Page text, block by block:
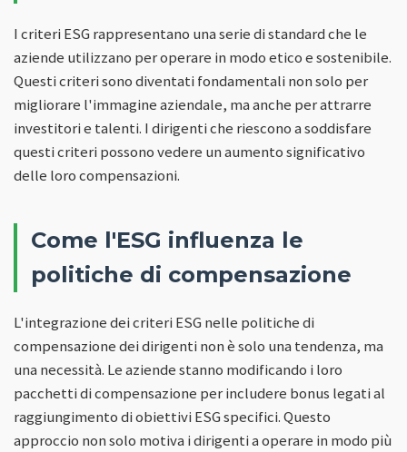
I criteri ESG rappresentano una serie di standard che le
aziende utilizzano per operare in modo etico e sostenibile.
Questi criteri sono diventati fondamentali non solo per
migliorare l'immagine aziendale, ma anche per attrarre
investitori e talenti. I dirigenti che riescono a soddisfare
questi criteri possono vedere un aumento significativo
delle loro compensazioni.
Come l'ESG influenza le
politiche di compensazione
L'integrazione dei criteri ESG nelle politiche di
compensazione dei dirigenti non è solo una tendenza, ma
una necessità. Le aziende stanno modificando i loro
pacchetti di compensazione per includere bonus legati al
raggiungimento di obiettivi ESG specifici. Questo
approccio non solo motiva i dirigenti a operare in modo più